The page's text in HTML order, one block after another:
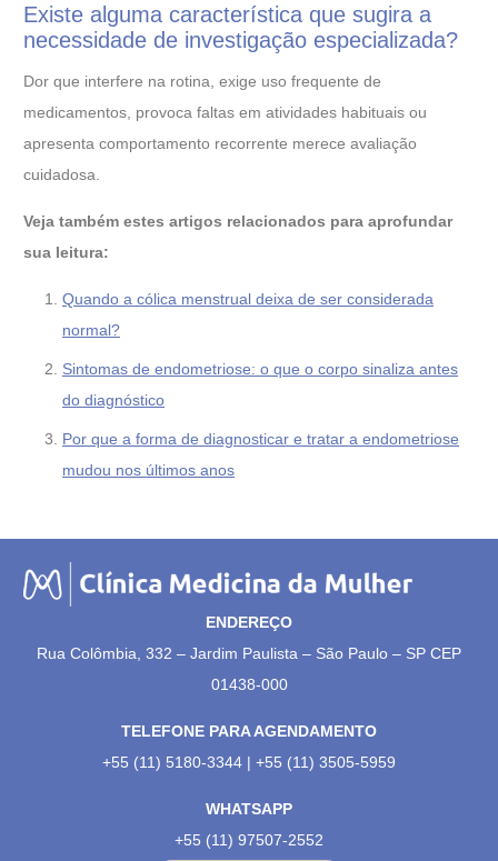
Existe alguma característica que sugira a
necessidade de investigação especializada?
Dor que interfere na rotina, exige uso frequente de
medicamentos, provoca faltas em atividades habituais ou
apresenta comportamento recorrente merece avaliação
cuidadosa.
Veja também estes artigos relacionados para aprofundar
sua leitura:
Quando a cólica menstrual deixa de ser considerada
normal?
Sintomas de endometriose: o que o corpo sinaliza antes
do diagnóstico
Por que a forma de diagnosticar e tratar a endometriose
mudou nos últimos anos
ENDEREÇO
Rua Colômbia, 332 – Jardim Paulista – São Paulo – SP CEP
01438-000
TELEFONE PARA AGENDAMENTO
+55 (11) 5180-3344 | +55 (11) 3505-5959
WHATSAPP
+55 (11) 97507-2552